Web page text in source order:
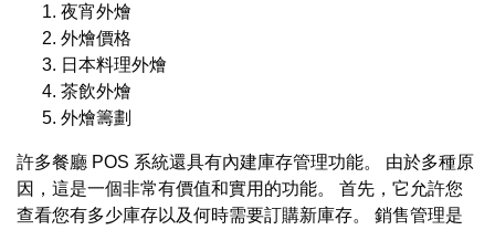
夜宵外燴
外燴價格
日本料理外燴
茶飲外燴
外燴籌劃
許多餐廳 POS 系統還具有內建庫存管理功能。 由於多種原
因，這是一個非常有價值和實用的功能。 首先，它允許您
查看您有多少庫存以及何時需要訂購新庫存。 銷售管理是